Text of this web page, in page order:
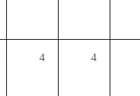
4 4